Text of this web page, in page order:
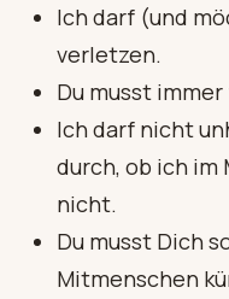
Ich darf (und
verletzen.
Du musst
Ich darf nicht
durch, ob ich im
nicht.
Du musst Dich
Mitmenschen